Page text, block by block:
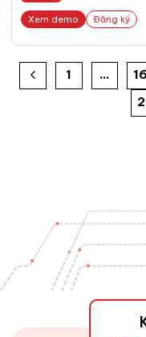
Xem demo Đăng ký
1 … 16